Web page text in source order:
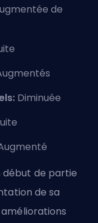
de
Diminuée
de partie
de sa